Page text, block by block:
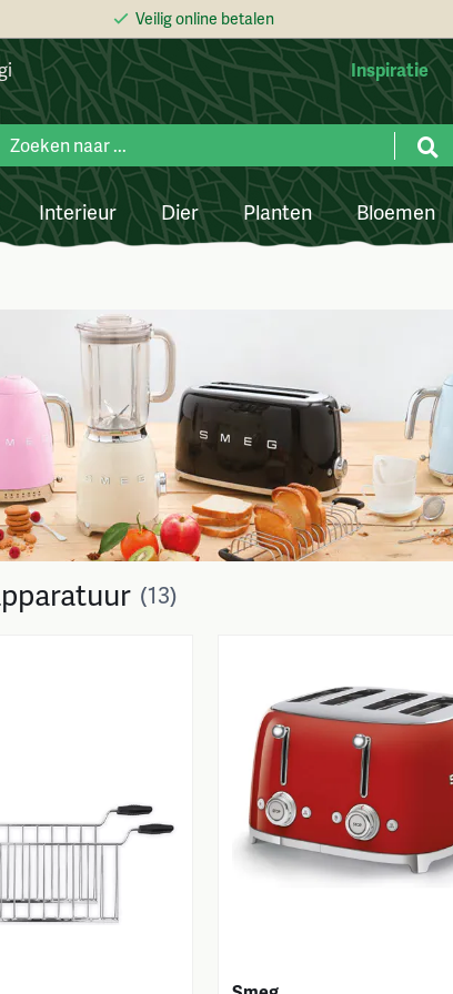
Veilig online betalen
Inspiratie
Interieur Dier Planten Bloemen
(13)